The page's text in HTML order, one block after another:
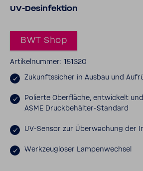
UV-​Desinfektion
BWT Shop
Arti­kel­nummer: 151320
Zukunfts­si­cher in Ausbau und
Polierte Ober­fläche, entwi­ckelt
ASME Druckbehälter-​Standard
UV-​Sensor zur Über­wa­chung der
Werk­zeug­loser Lampen­wechsel